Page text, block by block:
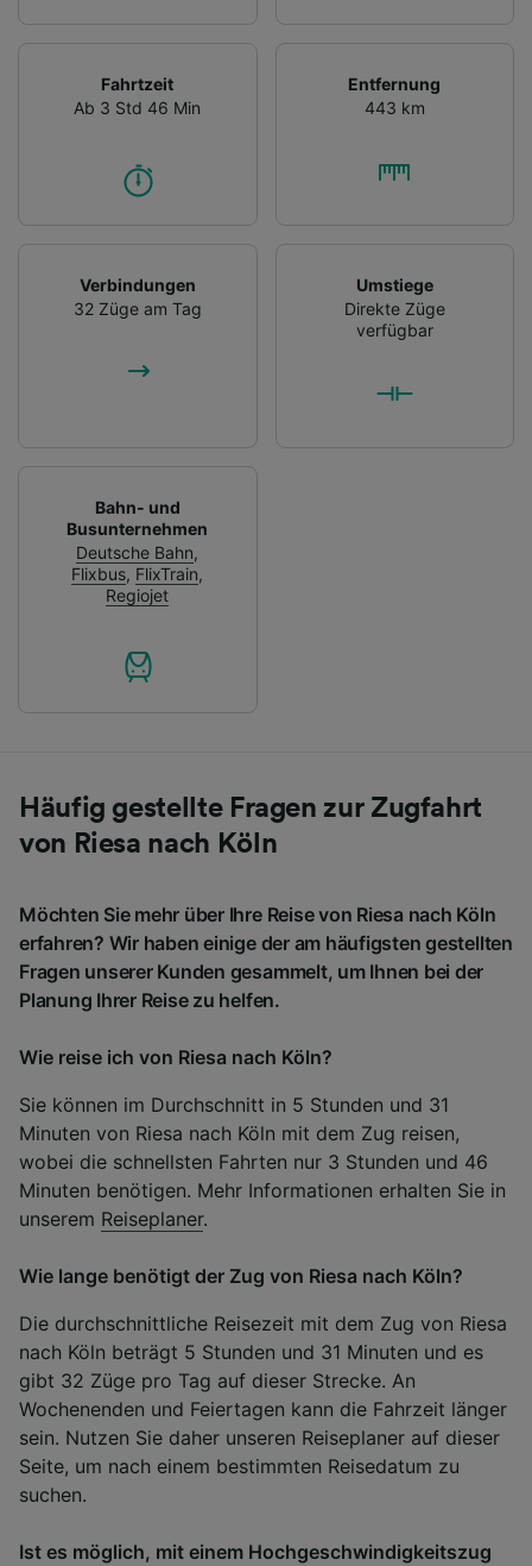
Fahrtzeit
Ab 3 Std 46 Min
Entfernung
443 km
Verbindungen
32 Züge am Tag
Umstiege
Direkte Züge
verfügbar
Bahn- und
Busunternehmen
Deutsche Bahn,
Flixbus, FlixTrain,
Regiojet
Häufig gestellte Fragen zur Zugfahrt
von Riesa nach Köln
Möchten Sie mehr über Ihre Reise von Riesa nach Köln
erfahren? Wir haben einige der am häufigsten gestellten
Fragen unserer Kunden gesammelt, um Ihnen bei der
Planung Ihrer Reise zu helfen.
Wie reise ich von Riesa nach Köln?
Sie können im Durchschnitt in 5 Stunden und 31
Minuten von Riesa nach Köln mit dem Zug reisen,
wobei die schnellsten Fahrten nur 3 Stunden und 46
Minuten benötigen. Mehr Informationen erhalten Sie in
unserem Reiseplaner.
Wie lange benötigt der Zug von Riesa nach Köln?
Die durchschnittliche Reisezeit mit dem Zug von Riesa
nach Köln beträgt 5 Stunden und 31 Minuten und es
gibt 32 Züge pro Tag auf dieser Strecke. An
Wochenenden und Feiertagen kann die Fahrzeit länger
sein. Nutzen Sie daher unseren Reiseplaner auf dieser
Seite, um nach einem bestimmten Reisedatum zu
suchen.
Ist es möglich, mit einem Hochgeschwindigkeitszug